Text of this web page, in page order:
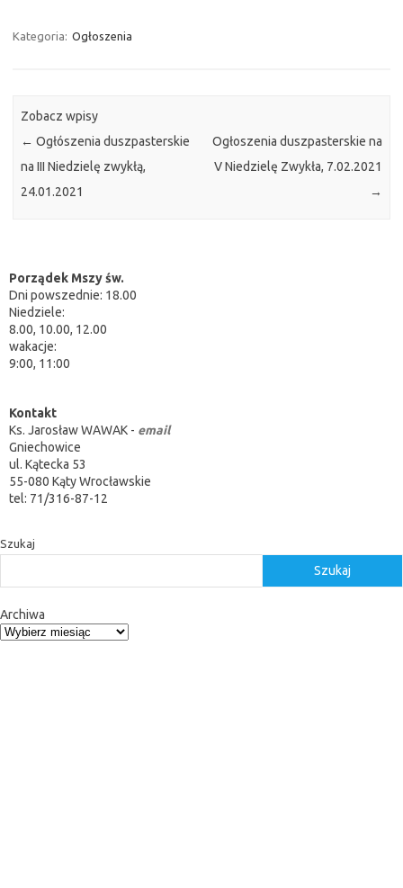
Kategoria: Ogłoszenia
Zobacz wpisy
← Ogłószenia duszpasterskie
na III Niedzielę zwykłą,
24.01.2021
Ogłoszenia duszpasterskie na
V Niedzielę Zwykła, 7.02.2021
→
Porządek Mszy św.
Dni powszednie: 18.00
Niedziele:
8.00, 10.00, 12.00
wakacje:
9:00, 11:00
Kontakt
Ks. Jarosław WAWAK - email
Gniechowice
ul. Kątecka 53
55-080 Kąty Wrocławskie
tel: 71/316-87-12
Szukaj
Szukaj
Archiwa